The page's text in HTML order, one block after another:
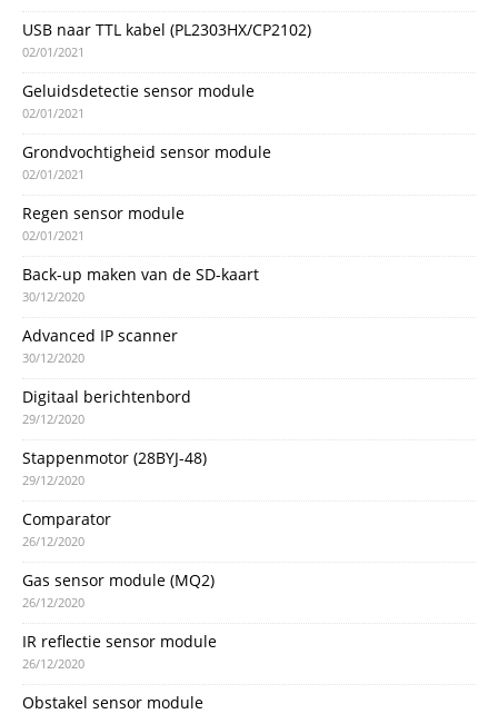
USB naar TTL kabel (PL2303HX/CP2102)
02/01/2021
Geluidsdetectie sensor module
02/01/2021
Grondvochtigheid sensor module
02/01/2021
Regen sensor module
02/01/2021
Back-up maken van de SD-kaart
30/12/2020
Advanced IP scanner
30/12/2020
Digitaal berichtenbord
29/12/2020
Stappenmotor (28BYJ-48)
29/12/2020
Comparator
26/12/2020
Gas sensor module (MQ2)
26/12/2020
IR reflectie sensor module
26/12/2020
Obstakel sensor module